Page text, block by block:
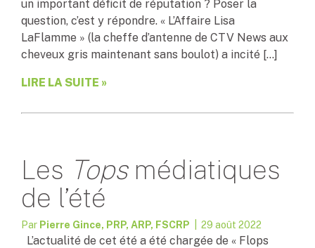
un important déficit de réputation ? Poser la
question, c’est y répondre. « L’Affaire Lisa
LaFlamme » (la cheffe d’antenne de CTV News aux
cheveux gris maintenant sans boulot) a incité […]
LIRE LA SUITE »
Les Topsmédiatiques
de l’été
Par Pierre Gince, PRP, ARP, FSCRP | 29 août 2022
L’actualité de cet été a été chargée de « Flops